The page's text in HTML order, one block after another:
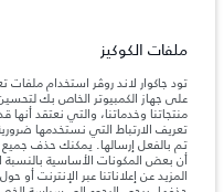
والحمولة.
المعلومات والمواصفات والأسعار
آخر، كما أنّها قد تتغير بدون إشعار مسبق.
والتحقق من الأسعار.
ملاحظة مهمة حول الصور والمواصفات.
في مواصفات تصميم السيارات وتوفر
للغاية، ونتيجة لذلك، قد لا تمثّل الصور
ملفات الكوكيز
تود جاكوار لاند روڤر استخدام ملفات
على جهاز الكمبيوتر الخاص بك
منتجاتنا وخدماتنا، والتي نعتقد
تعريف الارتباط التي نستخدمها
تم بالفعل إرسالها. يمكنك حذف جميع
أن بعض المكونات الأساسية
المزيد عن إعلاناتنا عبر الإنترنت أو